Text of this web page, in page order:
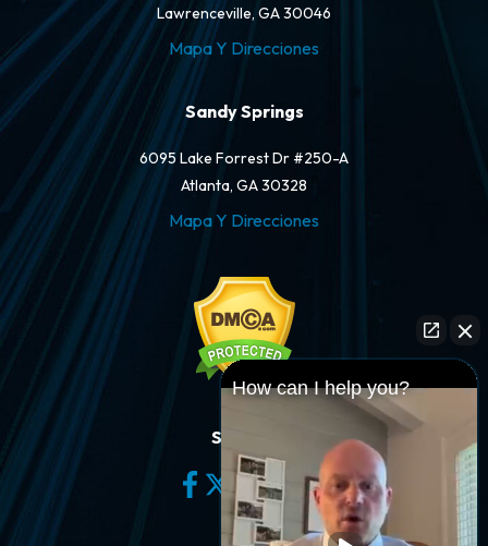
Lawrenceville, GA 30046
Mapa Y Direcciones
Sandy Springs
6095 Lake Forrest Dr #250-A
Atlanta, GA 30328
Mapa Y Direcciones
Síganos
How can I help you?